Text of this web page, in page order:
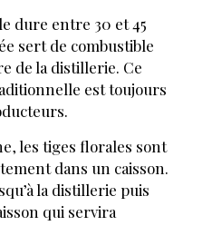
dure entre 30 et 45
sert de combustible
de la distillerie. Ce
est toujours
les tiges florales sont
dans un caisson.
la distillerie puis
qui servira